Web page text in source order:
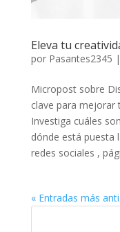
Eleva tu
por Pasantes2345 |
Micropost sobre
clave para mejorar
Investiga cuáles
dónde está puesta
redes sociales ,
« Entradas más